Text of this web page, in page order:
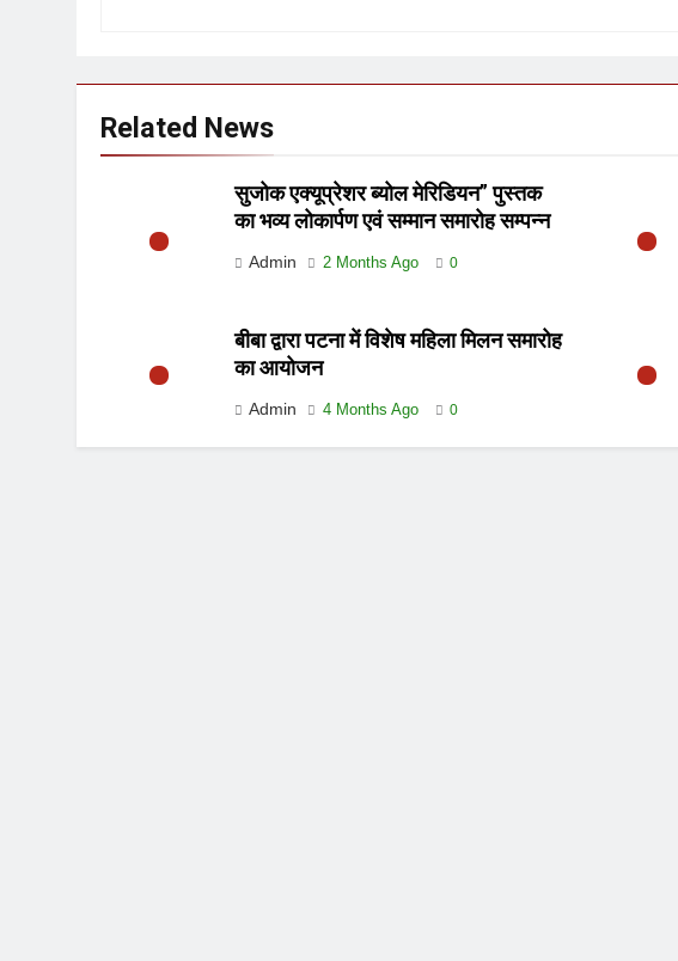
Related News
सुजोक एक्यूप्रेशर ब्योल मेरिडियन” पुस्तक
का भव्य लोकार्पण एवं सम्मान समारोह सम्पन्न
Admin 2 Months Ago 0
बीबा द्वारा पटना में विशेष महिला मिलन समारोह
का आयोजन
Admin 4 Months Ago 0